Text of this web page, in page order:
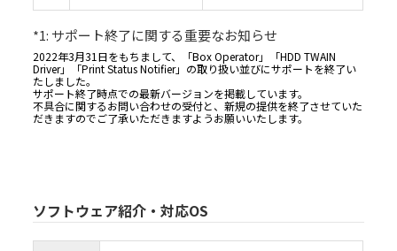
*1: サポート終了に関する重要なお知らせ
2022年3月31日をもちまして、「Box Operator」「HDD TWAIN
Driver」「Print Status Notifier」の取り扱い並びにサポートを終了い
たしました。
サポート終了時点での最新バージョンを掲載しています。
不具合に関するお問い合わせの受付と、新規の提供を終了させていた
だきますのでご了承いただきますようお願いいたします。
ソフトウェア紹介・対応OS